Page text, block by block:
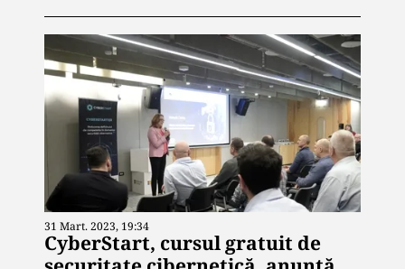
31 Mart. 2023, 19:34
CyberStart, cursul gratuit de